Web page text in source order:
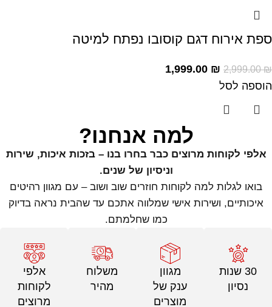
ספת אירוח דגם קוסובו נפתח למיטה
2,999.00₪
1,999.00 ₪
הוספה לסל
למה אנחנו?
אלפי לקוחות מרוצים כבר בחרו בנו – בזכות איכות, שירות
וניסיון של שנים.
בואו לגלות למה לקוחות חוזרים שוב ושוב – עם מגוון רהיטים
איכותיים, ושירות אישי שמלווה אתכם עד שהבית נראה בדיוק
כמו שחלמתם.
30 שנות
נסיון
מגוון
ענק של
מוצרים
משלוח
מהיר
אלפי
לקוחות
מרוצים